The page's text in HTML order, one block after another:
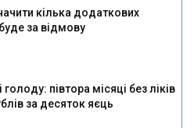
кілька додаткових
за відмову
півтора місяці без ліків
за десяток яєць